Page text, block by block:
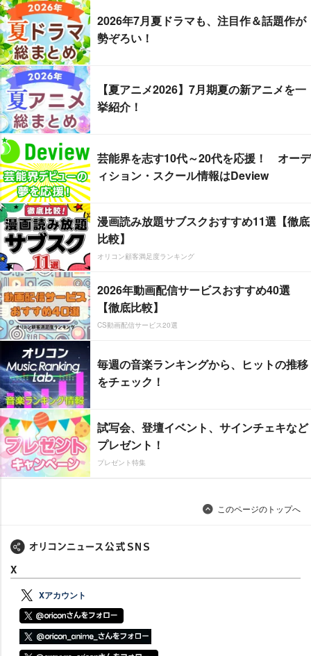
2026年7月夏ドラマも、注目作＆話題作が
勢ぞろい！
【夏アニメ2026】7月期夏の新アニメを一
挙紹介！
芸能界を志す10代～20代を応援！ オーデ
ィション・スクール情報はDeview
漫画読み放題サブスクおすすめ11選【徹底
比較】
オリコン顧客満足度ランキング
2026年動画配信サービスおすすめ40選
【徹底比較】
CS動画配信サービス20選
毎週の音楽ランキングから、ヒットの推移
をチェック！
試写会、登壇イベント、サインチェキなど
プレゼント！
プレゼント特集
このページのトップへ
X
Xアカウント